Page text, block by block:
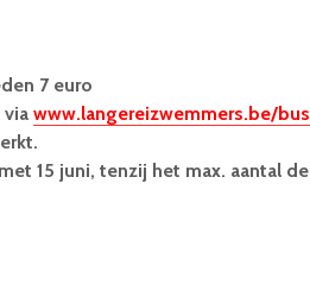
7 euro
www.langereizwemmers.be/
15 juni, tenzij het max. aantal